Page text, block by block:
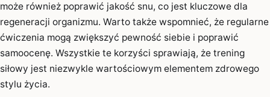
może również poprawić jakość snu, co jest kluczowe dla
regeneracji organizmu. Warto także wspomnieć, że regularne
ćwiczenia mogą zwiększyć pewność siebie i poprawić
samoocenę. Wszystkie te korzyści sprawiają, że trening
siłowy jest niezwykle wartościowym elementem zdrowego
stylu życia.